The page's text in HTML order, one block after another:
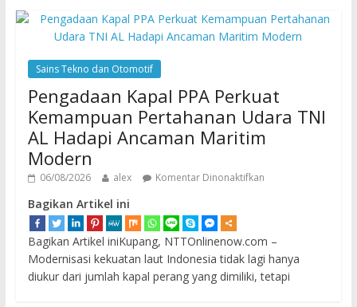
Sains Tekno dan Otomotif
Pengadaan Kapal PPA Perkuat
Kemampuan Pertahanan Udara TNI
AL Hadapi Ancaman Maritim
Modern
06/08/2026 alex Komentar Dinonaktifkan
Bagikan Artikel ini
Bagikan Artikel iniKupang, NTTOnlinenow.com –
Modernisasi kekuatan laut Indonesia tidak lagi hanya
diukur dari jumlah kapal perang yang dimiliki, tetapi